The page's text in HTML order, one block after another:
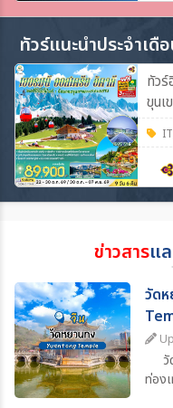
ทัวร์แนะนำประจำเดื
ทัวร์
ขุนเ
ออส
ข่าวสารแ
วัด
ท่อ
ท่อง